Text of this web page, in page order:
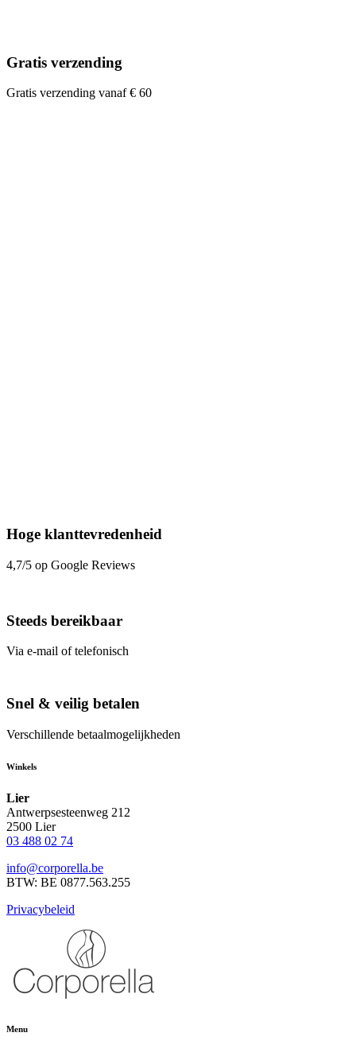
Gratis verzending
Gratis verzending vanaf € 60
Hoge klanttevredenheid
4,7/5 op Google Reviews
Steeds bereikbaar
Via e-mail of telefonisch
Snel & veilig betalen
Verschillende betaalmogelijkheden
Winkels
Lier
Antwerpsesteenweg 212
2500 Lier
03 488 02 74
info@corporella.be
BTW: BE 0877.563.255
Privacybeleid
Menu